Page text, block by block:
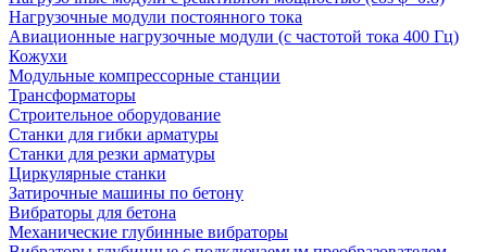
Нагрузочные модули постоянного тока
Авиационные нагрузочные модули (с частотой тока 400 Гц)
Кожухи
Модульные компрессорные станции
Трансформаторы
Строительное оборудование
Станки для гибки арматуры
Станки для резки арматуры
Циркулярные станки
Затирочные машины по бетону
Вибраторы для бетона
Механические глубинные вибраторы